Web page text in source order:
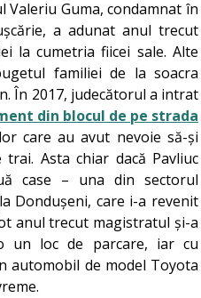
Guma, condamnat în
a adunat anul trecut
la cumetria fiicei sale. Alte
familiei de la soacra
În 2017, judecătorul a intrat
din blocul de pe strada
care au avut nevoie să-și
Asta chiar dacă Pavliuc
case – una din sectorul
Dondușeni, care i-a revenit
anul trecut magistratul și-a
un loc de parcare, iar cu
automobil de model Toyota